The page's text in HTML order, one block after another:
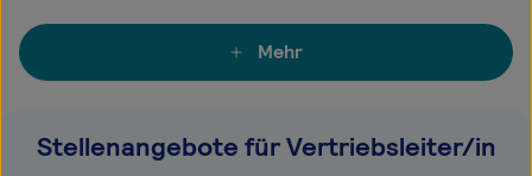
Mehr
Stellenangebote für Vertriebsleiter/in